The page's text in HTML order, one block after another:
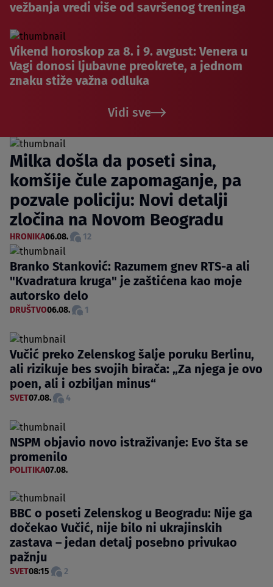
vežbanja vredi više od savršenog treninga
Vikend horoskop za 8. i 9. avgust: Venera u
Vagi donosi ljubavne preokrete, a jednom
znaku stiže važna odluka
Vidi sve
Milka došla da poseti sina,
komšije čule zapomaganje, pa
pozvale policiju: Novi detalji
zločina na Novom Beogradu
HRONIKA06.08. 12
Branko Stanković: Razumem gnev RTS-a ali
"Kvadratura kruga" je zaštićena kao moje
autorsko delo
DRUŠTVO06.08. 1
Vučić preko Zelenskog šalje poruku Berlinu,
ali rizikuje bes svojih birača: „Za njega je ovo
poen, ali i ozbiljan minus“
SVET07.08. 4
NSPM objavio novo istraživanje: Evo šta se
promenilo
POLITIKA07.08.
BBC o poseti Zelenskog u Beogradu: Nije ga
dočekao Vučić, nije bilo ni ukrajinskih
zastava – jedan detalj posebno privukao
pažnju
SVET08:15 2